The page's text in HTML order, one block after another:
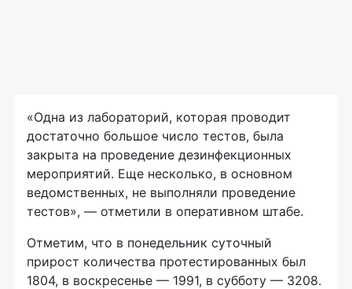
«Одна из лабораторий, которая проводит
достаточно большое число тестов, была
закрыта на проведение дезинфекционных
мероприятий. Еще несколько, в основном
ведомственных, не выполняли проведение
тестов», — отметили в оперативном штабе.
Отметим, что в понедельник суточный
прирост количества протестированных был
1804, в воскресенье — 1991, в субботу — 3208.